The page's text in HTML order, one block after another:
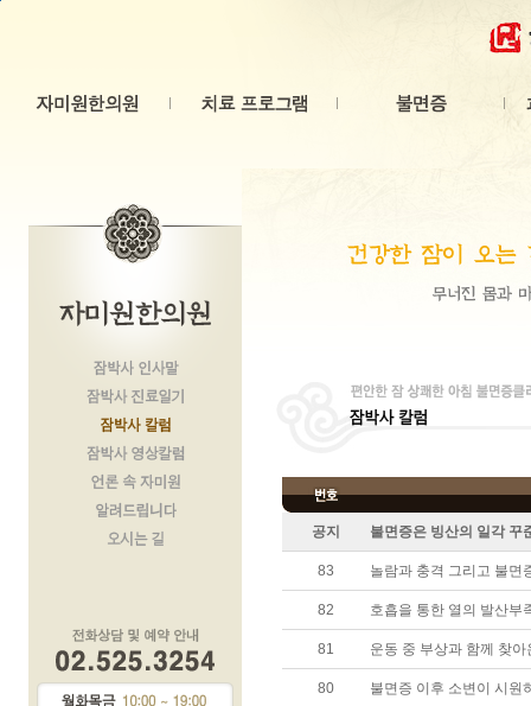
본문 바로가기
공지 불면증은 빙산의 일각 꾸
83 놀람과 충격 그리고 불면
82 호흡을 통한 열의 발산부
81 운동 중 부상과 함께 찾
80 불면증 이후 소변이 시원